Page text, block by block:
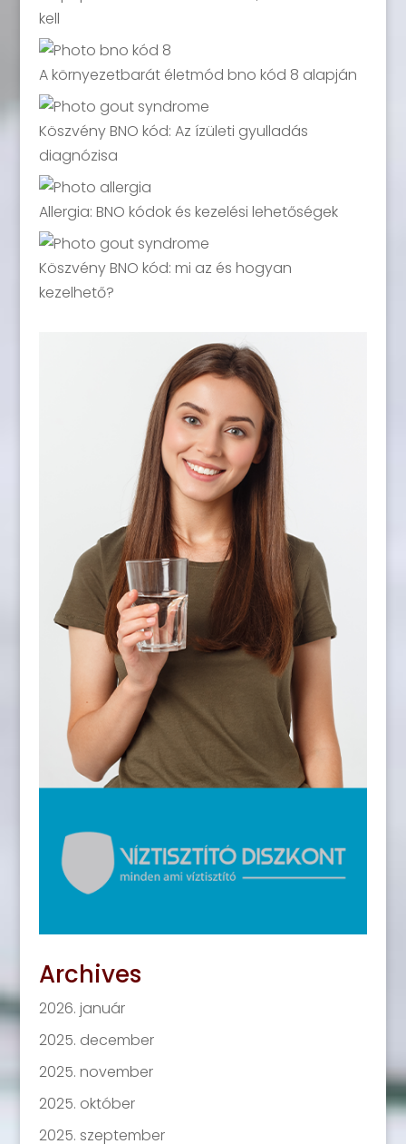
kell
A környezetbarát életmód bno kód 8 alapján
Köszvény BNO kód: Az ízületi gyulladás
diagnózisa
Allergia: BNO kódok és kezelési lehetőségek
Köszvény BNO kód: mi az és hogyan
kezelhető?
Archives
2026. január
2025. december
2025. november
2025. október
2025. szeptember